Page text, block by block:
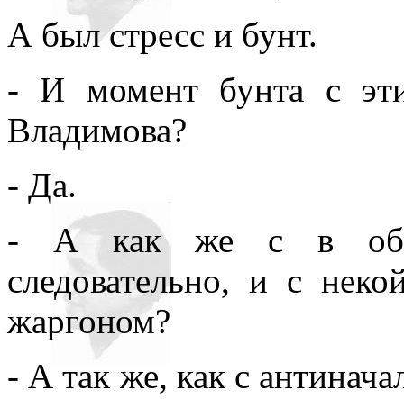
А был стресс и бунт.
- И момент бунта с
Владимова?
- Да.
- А как же с в
следовательно, и с
жаргоном?
- А так же, как с